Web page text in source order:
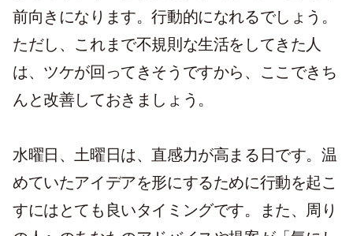
前向きになります。行動的になれるでしょう。
ただし、これまで不規則な生活をしてきた人
は、ツケが回ってきそうですから、ここできち
んと改善しておきましょう。
水曜日、土曜日は、直感力が高まる日です。温
めていたアイデアを形にするために行動を起こ
すにはとても良いタイミングです。また、周り